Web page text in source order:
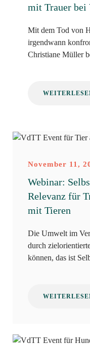
mit Trauer bei
Mit dem Tod von
irgendwann
Christiane Müller
November 11,
Webinar:
Relevanz für
mit Tieren
Die Umwelt im
durch
können, das ist